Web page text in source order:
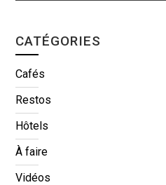
CATÉGORIES
Cafés
Restos
Hôtels
À faire
Vidéos